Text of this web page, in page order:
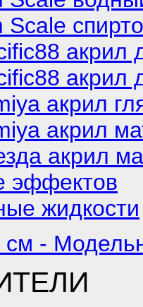
Scale
акрил
акрил
акрил
акрил
акрил
эффектов
жидкости
см -